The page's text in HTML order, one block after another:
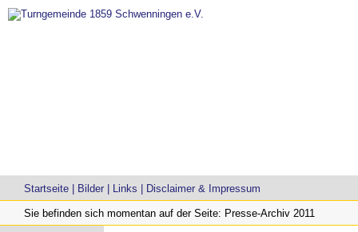
Startseite | Bilder | Links | Disclaimer & Impressum
Sie befinden sich momentan auf der Seite: Presse-Archiv 2011